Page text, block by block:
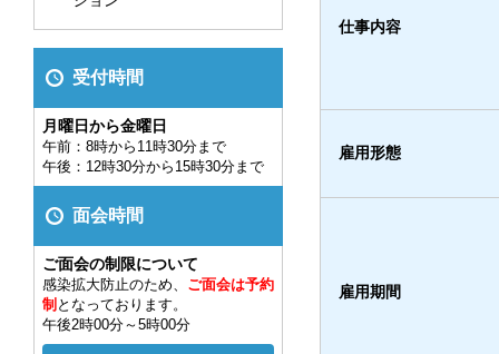
仕事内容
雇用形態
雇用期間
受付時間
月曜日から金曜日
午前：8時から11時30分まで
午後：12時30分から15時30分まで
面会時間
ご面会の制限について
感染拡大防止のため、 ご面会は予約
制 となっております。
午後2時00分～5時00分